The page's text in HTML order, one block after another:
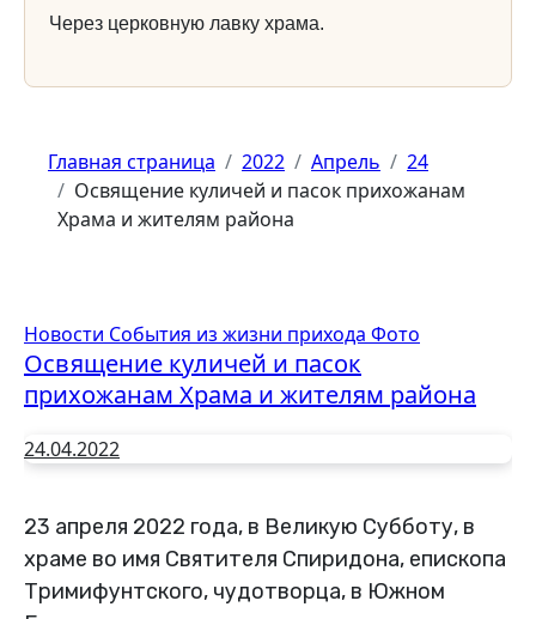
Через церковную лавку храма.
Главная страница 2022 Апрель
24
Освящение куличей и пасок прихожанам
Храма и жителям района
Новости События из жизни прихода Фото
Освящение куличей и пасок
прихожанам Храма и жителям района
24.04.2022
23 апреля 2022 года, в Великую Субботу, в
храме во имя Святителя Спиридона, епископа
Тримифунтского, чудотворца, в Южном